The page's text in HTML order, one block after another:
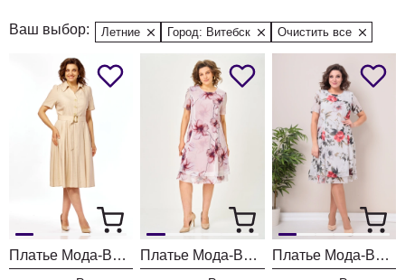
Ваш выбор: Летние Город: Витебск Очистить все
Платье Мода-Версаль 2662 сливочный Платье Мода-Версаль 2383/пудра Платье Мода-Версаль 2383 молоко